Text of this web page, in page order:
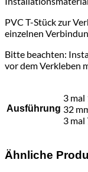
PVC T-Stück zur
einzelnen
Bitte beachten:
vor dem Verkleben
Ausführung
3 mal
32
3 mal
Ähnliche